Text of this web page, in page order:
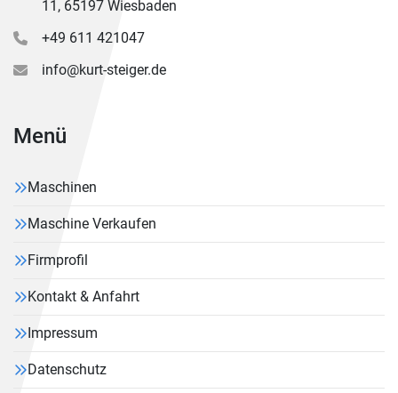
11, 65197 Wiesbaden
+49 611 421047
info@kurt-steiger.de
Menü
Maschinen
Maschine Verkaufen
Firmprofil
Kontakt & Anfahrt
Impressum
Datenschutz